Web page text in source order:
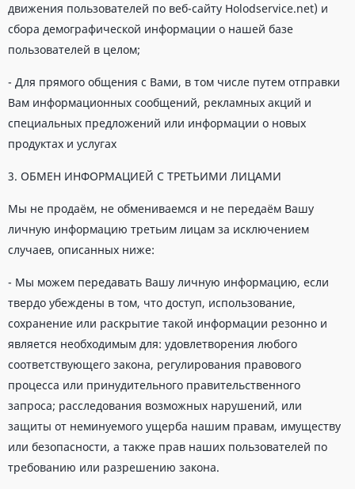
движения пользователей по веб-сайту Holodservice.net) и
сбора демографической информации о нашей базе
пользователей в целом;
- Для прямого общения с Вами, в том числе путем отправки
Вам информационных сообщений, рекламных акций и
специальных предложений или информации о новых
продуктах и услугах
3. ОБМЕН ИНФОРМАЦИЕЙ С ТРЕТЬИМИ ЛИЦАМИ
Мы не продаём, не обмениваемся и не передаём Вашу
личную информацию третьим лицам за исключением
случаев, описанных ниже:
- Мы можем передавать Вашу личную информацию, если
твердо убеждены в том, что доступ, использование,
сохранение или раскрытие такой информации резонно и
является необходимым для: удовлетворения любого
соответствующего закона, регулирования правового
процесса или принудительного правительственного
запроса; расследования возможных нарушений, или
защиты от неминуемого ущерба нашим правам, имуществу
или безопасности, а также прав наших пользователей по
требованию или разрешению закона.